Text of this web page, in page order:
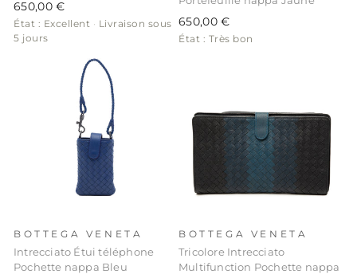
650,00 €
État : Excellent · Livraison sous
5 jours
650,00 €
État : Très bon
BOTTEGA VENETA
Intrecciato Étui téléphone
Pochette nappa Bleu
BOTTEGA VENETA
Tricolore Intrecciato
Multifunction Pochette nappa